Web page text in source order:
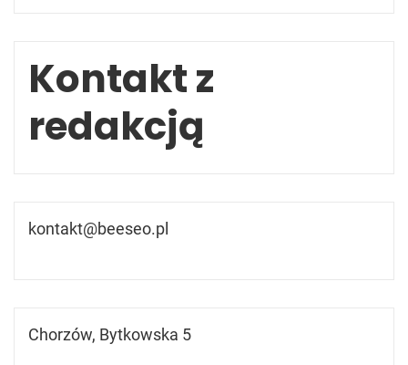
Kontakt z
redakcją
kontakt@beeseo.pl
Chorzów, Bytkowska 5